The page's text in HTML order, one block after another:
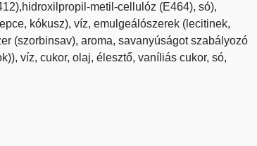
metil-cellulóz (E464), só),
kókusz), víz, emulgeálószerek (lecitinek,
(szorbinsav), aroma, savanyúságot szabályozó
víz, cukor, olaj, élesztő, vaníliás cukor, só,